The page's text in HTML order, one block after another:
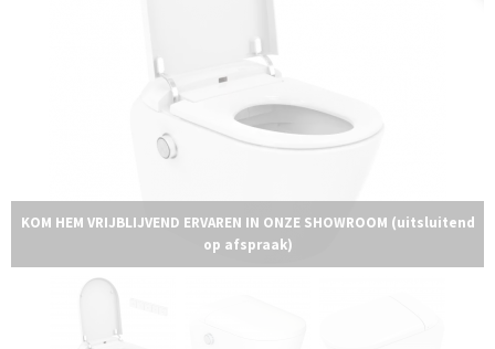
KOM HEM VRIJBLIJVEND ERVAREN IN ONZE SHOWROOM (uitsluitend
op afspraak)